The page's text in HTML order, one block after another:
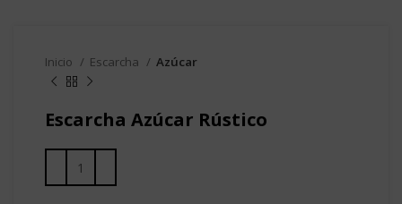
Inicio Escarcha Azúcar
Escarcha Azúcar Rústico